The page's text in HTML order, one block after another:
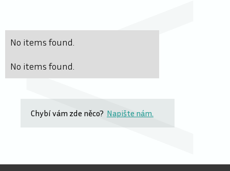
No items found.
No items found.
Chybí vám zde něco? Napište nám.